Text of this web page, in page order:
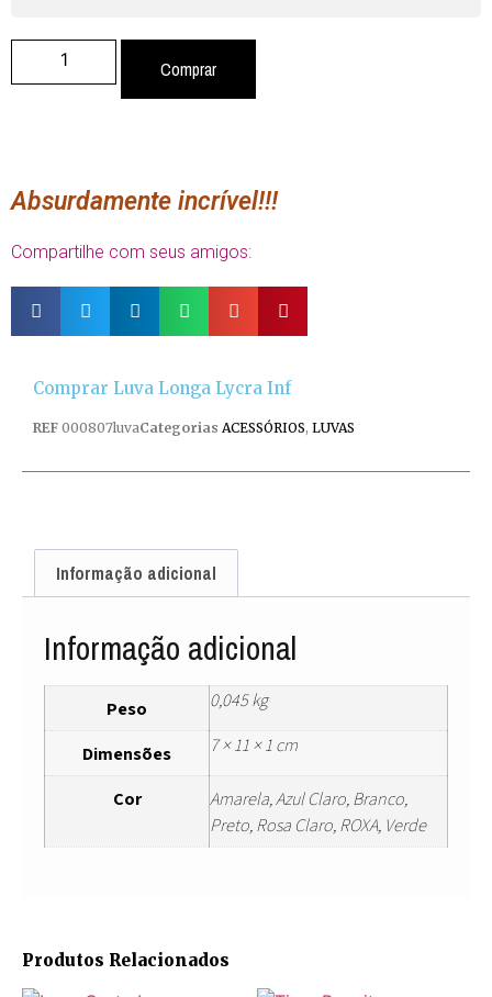
Comprar
Absurdamente incrível!!!
Compartilhe com seus amigos:
Produtos Relacionados
Comprar Luva Longa Lycra Inf
REF 000807luvaCategorias ACESSÓRIOS, LUVAS
Informação adicional
Informação adicional
Peso 0,045 kg
Dimensões 7 × 11 × 1 cm
Cor
Amarela, Azul Claro, Branco,
Preto, Rosa Claro, ROXA, Verde